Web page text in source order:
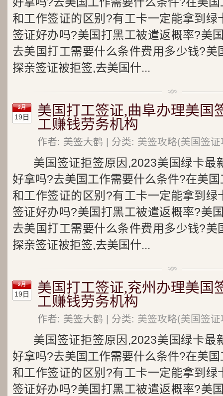
和工作签证的区别?有工卡一定能拿到绿
签证好办吗?美国打黑工被遣返概率?美
去美国打工需要什么条件费用多少钱?美
探亲签证被拒签,去美国什...
2月
19日
美国打工签证,曲阜办理美国
工赚钱劳务机构
作者: 美签大鹤 | 分类: 美签攻略(美国签证
美国签证拒签原因,2023美国绿卡最
好拿吗?去美国工作需要什么条件?在美
和工作签证的区别?有工卡一定能拿到绿
签证好办吗?美国打黑工被遣返概率?美
去美国打工需要什么条件费用多少钱?美
探亲签证被拒签,去美国什...
2月
19日
美国打工签证,兖州办理美国
工赚钱劳务机构
作者: 美签大鹤 | 分类: 美签攻略(美国签证
美国签证拒签原因,2023美国绿卡最
好拿吗?去美国工作需要什么条件?在美
和工作签证的区别?有工卡一定能拿到绿
签证好办吗?美国打黑工被遣返概率?美